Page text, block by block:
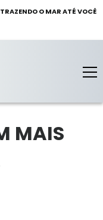
O MAR ATÉ VOCÊ
MAIS